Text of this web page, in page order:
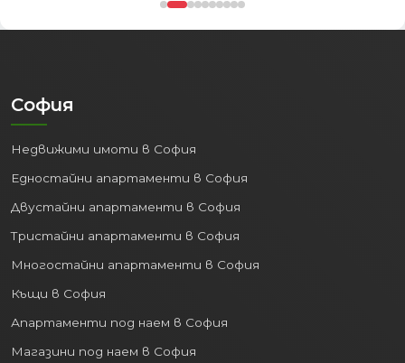
София
Недвижими имоти в София
Едностайни апартаменти в София
Двустайни апартаменти в София
Тристайни апартаменти в София
Многостайни апартаменти в София
Къщи в София
Апартаменти под наем в София
Магазини под наем в София